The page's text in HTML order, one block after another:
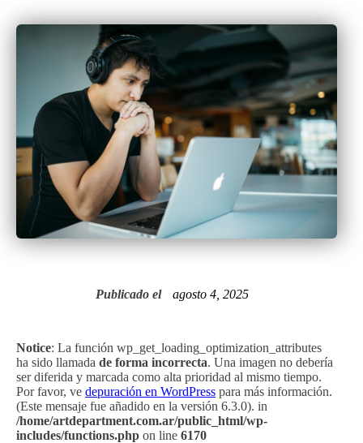
Publicado el agosto 4, 2025
Notice: La función wp_get_loading_optimization_attributes
ha sido llamada de forma incorrecta. Una imagen no debería
ser diferida y marcada como alta prioridad al mismo tiempo.
Por favor, ve depuración en WordPress para más información.
(Este mensaje fue añadido en la versión 6.3.0). in
/home/artdepartment.com.ar/public_html/wp-
includes/functions.php on line 6170